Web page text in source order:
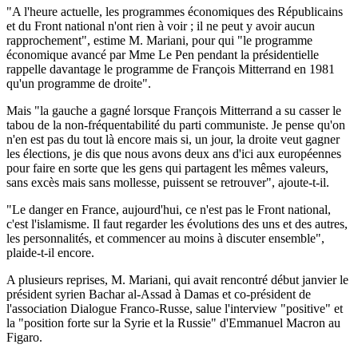
"A l'heure actuelle, les programmes économiques des Républicains
et du Front national n'ont rien à voir ; il ne peut y avoir aucun
rapprochement", estime M. Mariani, pour qui "le programme
économique avancé par Mme Le Pen pendant la présidentielle
rappelle davantage le programme de François Mitterrand en 1981
qu'un programme de droite".
Mais "la gauche a gagné lorsque François Mitterrand a su casser le
tabou de la non-fréquentabilité du parti communiste. Je pense qu'on
n'en est pas du tout là encore mais si, un jour, la droite veut gagner
les élections, je dis que nous avons deux ans d'ici aux européennes
pour faire en sorte que les gens qui partagent les mêmes valeurs,
sans excès mais sans mollesse, puissent se retrouver", ajoute-t-il.
"Le danger en France, aujourd'hui, ce n'est pas le Front national,
c'est l'islamisme. Il faut regarder les évolutions des uns et des autres,
les personnalités, et commencer au moins à discuter ensemble",
plaide-t-il encore.
A plusieurs reprises, M. Mariani, qui avait rencontré début janvier le
président syrien Bachar al-Assad à Damas et co-président de
l'association Dialogue Franco-Russe, salue l'interview "positive" et
la "position forte sur la Syrie et la Russie" d'Emmanuel Macron au
Figaro.